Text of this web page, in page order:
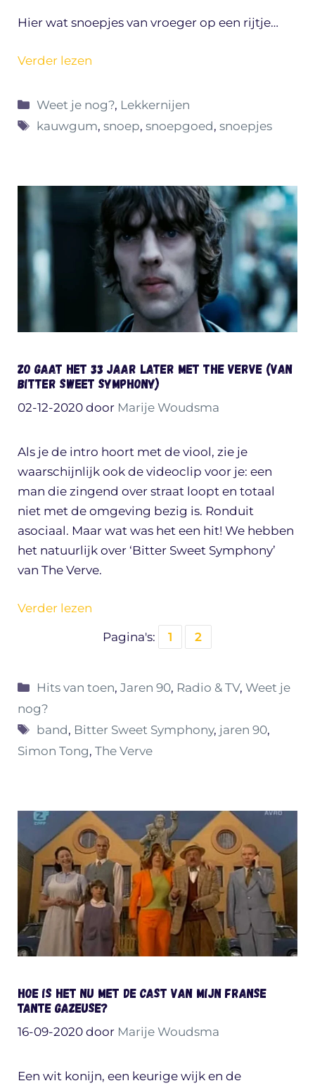
Hier wat snoepjes van vroeger op een rijtje…
Verder lezen
Categorieën
Weet je nog?, Lekkernijen
Tags
kauwgum,snoep,snoepgoed,snoepjes
Zo gaat het 33 jaar later met The Verve (van
Bitter Sweet Symphony)
02-12-2020 door Marije Woudsma
Als je de intro hoort met de viool, zie je
waarschijnlijk ook de videoclip voor je: een
man die zingend over straat loopt en totaal
niet met de omgeving bezig is. Ronduit
asociaal. Maar wat was het een hit! We hebben
het natuurlijk over ‘Bitter Sweet Symphony’
van The Verve.
Verder lezen
Pagina's: 1 2
Categorieën
Hits van toen,Jaren 90, Radio & TV,Weet je
nog?
Tags
band, Bitter Sweet Symphony, jaren 90,
Simon Tong, The Verve
Hoe is het nu met de cast van Mijn Franse
tante Gazeuse?
16-09-2020 door Marije Woudsma
Een wit konijn, een keurige wijk en de